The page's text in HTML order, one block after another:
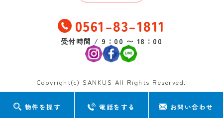
0561-83-1811
受付時間 / 9：00 〜 18：00
Copyright(c) SANKUS All Rights Reserved.
物件を探す 電話をする お問い合わせ